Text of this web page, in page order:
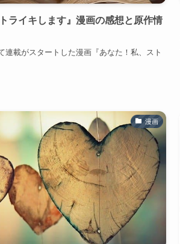
ライキします』漫画の感想と原作情
連載がスタートした漫画『あなた！私、スト
漫画